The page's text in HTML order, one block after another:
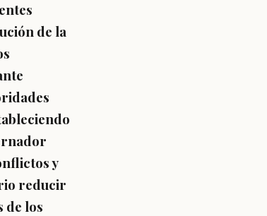
de la
y
reducir
de los